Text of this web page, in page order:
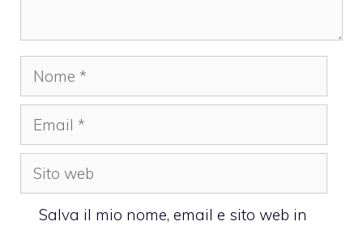
Nome
Email
Sito
web
Salva il mio nome, email e sito web in